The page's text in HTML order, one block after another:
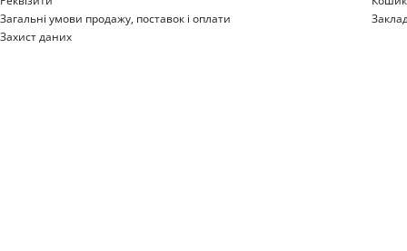
Загальні умови продажу, поставок і оплати
Захист даних